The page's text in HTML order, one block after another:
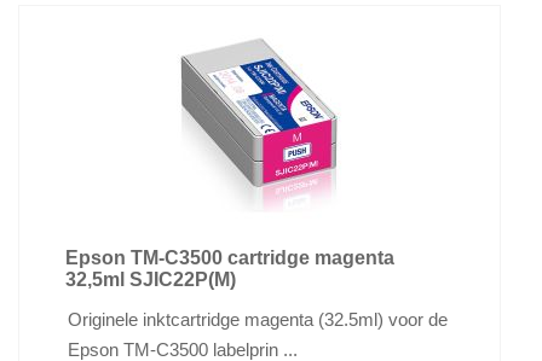
Epson TM-C3500 cartridge magenta
32,5ml SJIC22P(M)
Originele inktcartridge magenta (32.5ml) voor de
Epson TM-C3500 labelprin ...